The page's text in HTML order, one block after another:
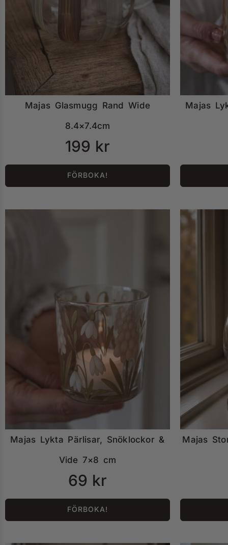
Majas Glasmugg Rand Wide
8.4×7.4cm
199 kr
FÖRBOKA!
Majas
Majas Lykta Pärlisar, Snöklockor &
Vide 7×8 cm
69 kr
FÖRBOKA!
Majas